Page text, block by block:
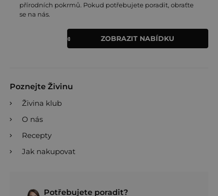
přírodních pokrmů. Pokud potřebujete poradit, obraťte
se na nás.
ZOBRAZIT NABÍDKU
Poznejte Živinu
Živina klub
O nás
Recepty
Jak nakupovat
Potřebujete poradit?